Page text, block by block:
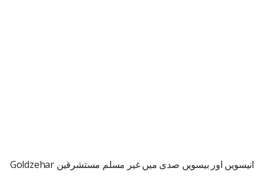
انیسویں اور بیسویں صدی میں غیر مسلم مستشرقین Goldzehar